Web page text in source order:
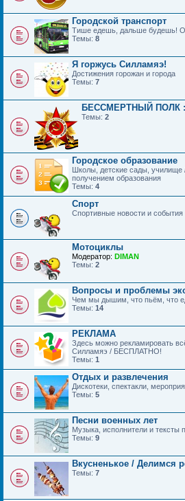
Городской транспорт
Тише едешь, дальше будешь!
Темы: 8
Я горжусь Силламяэ!
Достижения горожан и города
Темы: 7
БЕССМЕРТНЫЙ ПОЛК
Темы: 2
Городское образование
Школы, детские сады, училище
получением образования
Темы: 4
Спорт
Спортивные новости и события
Мотоциклы
Модератор: DIMAN
Темы: 2
Вопросы и проблемы
Чем мы дышим, что пьём, что
Темы: 14
РЕКЛАМА
Здесь можно рекламировать
Силламяэ / БЕСПЛАТНО!
Темы: 1
Отдых и развлечения
Дискотеки, спектакли,
Темы: 5
Песни военных лет
Музыка, исполнители и тексты
Темы: 9
Вкусненькое / Делимся
Темы: 7